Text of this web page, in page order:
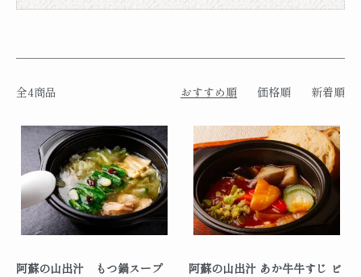
全4商品 おすすめ順 価格順 新着順
阿蘇の山出汁 もつ鍋スープ
阿蘇の山出汁 あか牛牛すじ ビ